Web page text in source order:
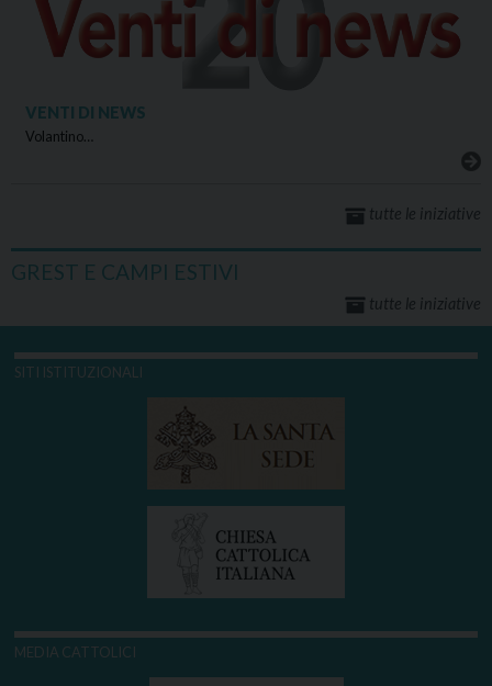
VENTI DI NEWS
Volantino…
tutte le iniziative
GREST E CAMPI ESTIVI
tutte le iniziative
SITI ISTITUZIONALI
MEDIA CATTOLICI